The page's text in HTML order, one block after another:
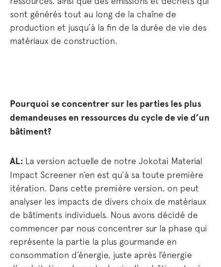
sont générés tout au long de la chaîne de
production et jusqu’à la fin de la durée de vie des
matériaux de construction.
Pourquoi se concentrer sur les parties les plus
demandeuses en ressources du cycle de vie d’un
bâtiment?
AL: La version actuelle de notre Jokotai Material
Impact Screener n’en est qu’à sa toute première
itération. Dans cette première version, on peut
analyser les impacts de divers choix de matériaux
de bâtiments individuels. Nous avons décidé de
commencer par nous concentrer sur la phase qui
représente la partie la plus gourmande en
consommation d’énergie, juste après l’énergie